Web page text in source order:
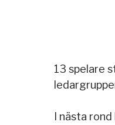
13 spelare
I nästa